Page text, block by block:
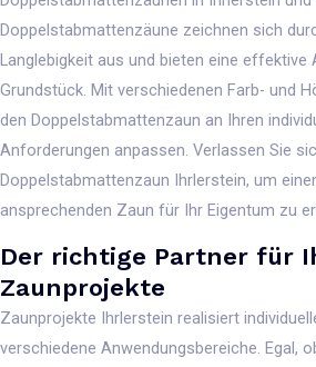
Doppelstabmattenzäune zeichnen sich
Langlebigkeit aus und bieten eine effektive
Grundstück. Mit verschiedenen Farb- und
den Doppelstabmattenzaun an Ihren
Anforderungen anpassen. Verlassen Sie
Doppelstabmattenzaun Ihrlerstein, um
ansprechenden Zaun für Ihr Eigentum zu
Der richtige Partner für
Zaunprojekte
Zaunprojekte Ihrlerstein realisiert
verschiedene Anwendungsbereiche. Egal,